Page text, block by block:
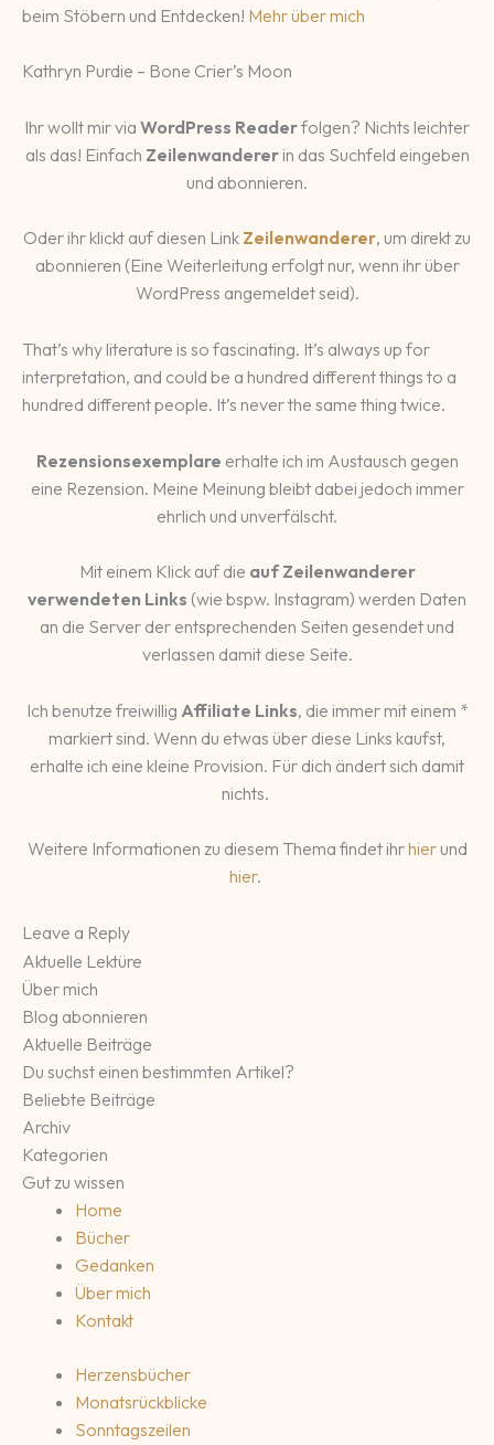
beim Stöbern und Entdecken! Mehr über mich
Kathryn Purdie – Bone Crier’s Moon
Ihr wollt mir via WordPress Readerfolgen? Nichts leichter
als das! Einfach Zeilenwandererin das Suchfeld eingeben
und abonnieren.
Oder ihr klickt auf diesen Link Zeilenwanderer, um direkt zu
abonnieren (Eine Weiterleitung erfolgt nur, wenn ihr über
WordPress angemeldet seid).
That’s why literature is so fascinating. It’s always up for
interpretation, and could be a hundred different things to a
hundred different people. It’s never the same thing twice.
Rezensionsexemplare erhalte ich im Austausch gegen
eine Rezension. Meine Meinung bleibt dabei jedoch immer
ehrlich und unverfälscht.
Mit einem Klick auf die auf Zeilenwanderer
verwendeten Links (wie bspw. Instagram) werden Daten
an die Server der entsprechenden Seiten gesendet und
verlassen damit diese Seite.
Ich benutze freiwillig Affiliate Links, die immer mit einem *
markiert sind. Wenn du etwas über diese Links kaufst,
erhalte ich eine kleine Provision. Für dich ändert sich damit
nichts.
Weitere Informationen zu diesem Thema findet ihrhierund
hier.
Leave a Reply
Aktuelle Lektüre
Über mich
Blog abonnieren
Aktuelle Beiträge
Du suchst einen bestimmten Artikel?
Beliebte Beiträge
Archiv
Kategorien
Gut zu wissen
Home
Bücher
Gedanken
Über mich
Kontakt
Herzensbücher
Monatsrückblicke
Sonntagszeilen